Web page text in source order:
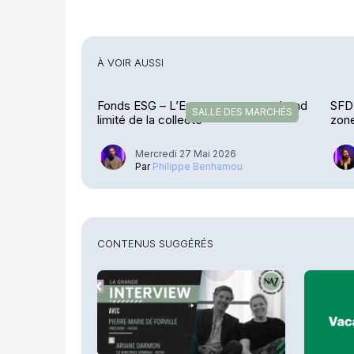
À VOIR AUSSI
SALLE DES MARCHÉS
Fonds ESG – L’Europe porte un rebond
limité de la collecte
Mercredi 27 Mai 2026
Par Philippe Benhamou
CONTENUS SUGGÉRÉS